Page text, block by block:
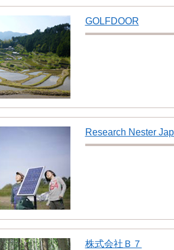
GOLFDOOR
Research Nester
株式会社Ｂ７